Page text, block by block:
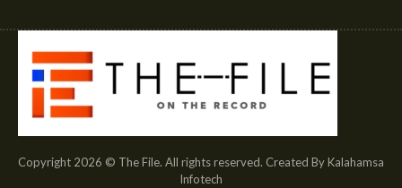
Copyright 2026 © The File. All rights reserved. Created By Kalahamsa
Infotech